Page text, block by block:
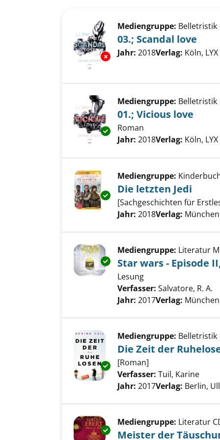
Exemplar-Details von 03.;
Mediengruppe: Belletristik
03.; Scandal love
Suche nach diesem
Jahr: 2018Verlag: Köln,
Exemplar-Details von 01.;
Mediengruppe: Belletristik
01.; Vicious love
Roman
Suche nach diesem
Jahr: 2018Verlag: Köln,
Exemplar-Details von Die
Mediengruppe:
Die letzten Jedi
[Sachgeschichten für
Suche nach diesem
Jahr: 2018Verlag:
Exemplar-Details von Star
Mediengruppe: Literatur
Star wars - Episode
Lesung
Verfasser: Salvatore, R. A.
Jahr: 2017Verlag:
Exemplar-Details von Die Zeit
Mediengruppe: Belletristik
Die Zeit der
[Roman]
Verfasser: Tuil, Karine
Jahr: 2017Verlag: Berlin,
Exemplar-Details von Meister
Mediengruppe: Literatur
Meister der